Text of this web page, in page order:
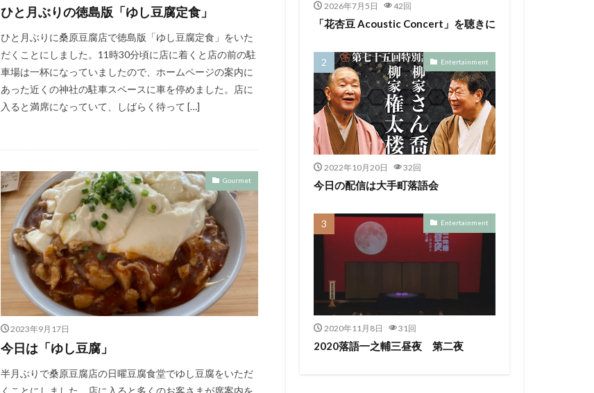
ひと月ぶりの徳島版「ゆし豆腐定食」
ひと月ぶりに桑原豆腐店で徳島版「ゆし豆腐定食」をいた
だくことにしました。11時30分頃に店に着くと店の前の駐
車場は一杯になっていましたので、ホームページの案内に
あった近くの神社の駐車スペースに車を停めました。店に
入ると満席になっていて、しばらく待って […]
Gourmet
2023年9月17日
今日は「ゆし豆腐」
半月ぶりで桑原豆腐店の日曜豆腐食堂でゆし豆腐をいただ
くことにしました。店に入ると多くのお客さまが席案内を
2026年7月5日 42回
「花杏豆 Acoustic Concert」を聴きに
Entertainment
2022年10月20日 32回
今日の配信は大手町落語会
Entertainment
2020年11月8日 31回
2020落語一之輔三昼夜 第二夜